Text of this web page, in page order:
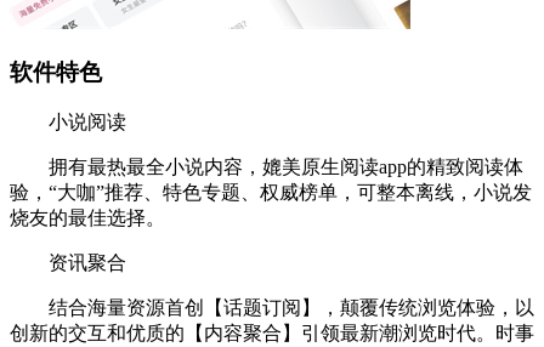
软件特色
小说阅读
拥有最热最全小说内容，媲美原生阅读app的精致阅读体
验，“大咖”推荐、特色专题、权威榜单，可整本离线，小说发
烧友的最佳选择。
资讯聚合
结合海量资源首创【话题订阅】，颠覆传统浏览体验，以
创新的交互和优质的【内容聚合】引领最新潮浏览时代。时事